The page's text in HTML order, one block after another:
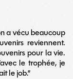
a vécu beaucoup
reviennent.
pour la vie.
le trophée, je
le job.”